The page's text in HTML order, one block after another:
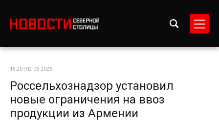
15:20 | 02-06-2026
Россельхознадзор установил
новые ограничения на ввоз
продукции из Армении